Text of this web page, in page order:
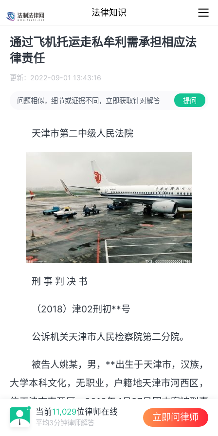
法律知识
通过飞机托运走私牟利需承担相应法
律责任
更新：2022-09-01 13:43:16
问题相似，细节或证据不同，立即获取针对解答 提问
天津市第二中级人民法院
刑 事 判 决 书
（2018）津02刑初**号
公诉机关天津市人民检察院第二分院。
被告人姚某，男，**出生于天津市，汉族，
大学本科文化，无职业，户籍地天津市河西区，
住天津市南开区。2018年4月27日因本案被刑事
拘留，同年6月1日被逮捕。现羁押于天津市某看
当前11,029位律师在线
平均3分钟律师解答 立即问律师